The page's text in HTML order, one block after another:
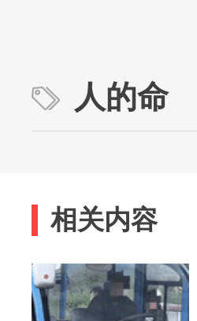
人的命
相关内容